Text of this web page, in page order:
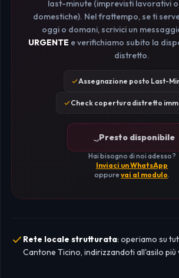
last-minute (imprevisti lavorativi
domestiche). Nel frattempo, se ti
oggi o domani, scrivici un
URGENTE e verifichiamo subito la
distretto.
Assegnazione posto Last-
Check copertura distretto
Presto disponibile
Hai bisogno di noi adesso?
Inviaci un WhatsApp
oppurevai al modulo.
Rete locale strutturata: operiamo su
Cantone Ticino, indirizzandoti all'asilo più